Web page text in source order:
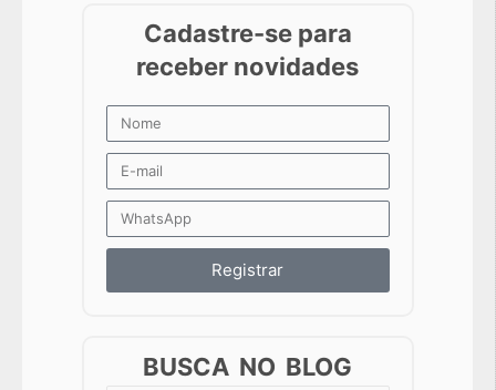
Registrar
BUSCA NO BLOG